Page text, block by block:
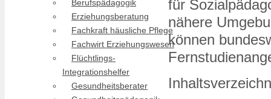
für
nähere
können
Berufspädagogik
Erziehungsberatung
Fachkraft häusliche Pflege
Fachwirt Erziehungswesen
Flüchtlings-
Integrationshelfer
Gesundheitsberater